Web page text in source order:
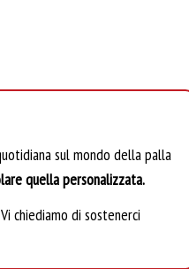
sul mondo della palla
quella personalizzata.
chiediamo di sostenerci